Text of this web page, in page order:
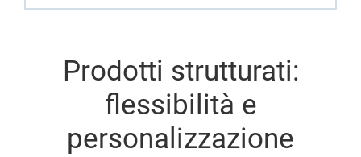
Prodotti strutturati:
flessibilità e
personalizzazione